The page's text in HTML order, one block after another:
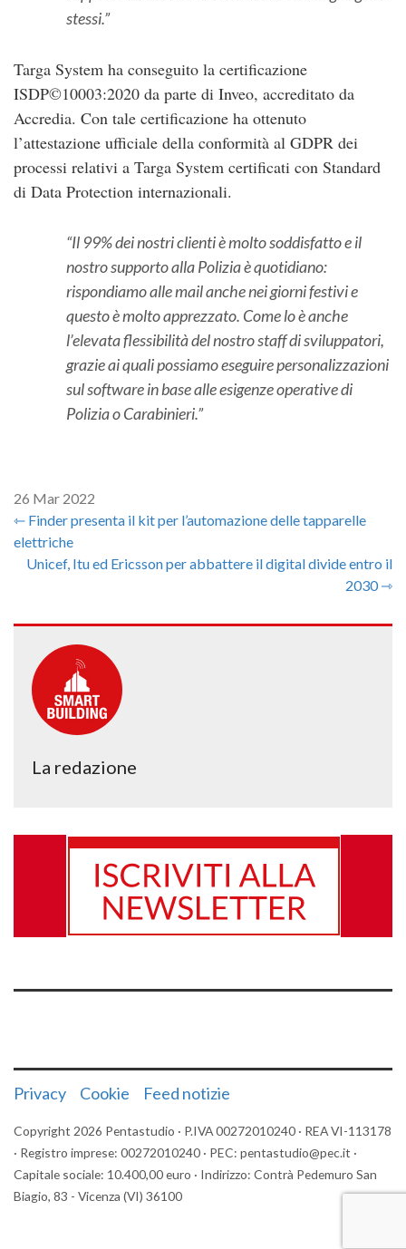
stessi.
Targa System ha conseguito la certificazione
ISDP©10003:2020 da parte di Inveo, accreditato da
Accredia. Con tale certificazione ha ottenuto
l’attestazione ufficiale della conformità al GDPR dei
processi relativi a Targa System certificati con Standard
di Data Protection internazionali.
Il 99% dei nostri clienti è molto soddisfatto e il
nostro supporto alla Polizia è quotidiano:
rispondiamo alle mail anche nei giorni festivi e
questo è molto apprezzato. Come lo è anche
l’elevata flessibilità del nostro staff di sviluppatori,
grazie ai quali possiamo eseguire personalizzazioni
sul software in base alle esigenze operative di
Polizia o Carabinieri.
26 Mar 2022
⇽ Finder presenta il kit per l’automazione delle tapparelle
elettriche
Unicef, Itu ed Ericsson per abbattere il digital divide entro il
2030 ⇾
La redazione
Privacy Cookie Feed notizie
Copyright 2026 Pentastudio · P.IVA 00272010240 · REA VI-113178
· Registro imprese: 00272010240 · PEC: pentastudio@pec.it ·
Capitale sociale: 10.400,00 euro · Indirizzo: Contrà Pedemuro San
Biagio, 83 - Vicenza (VI) 36100